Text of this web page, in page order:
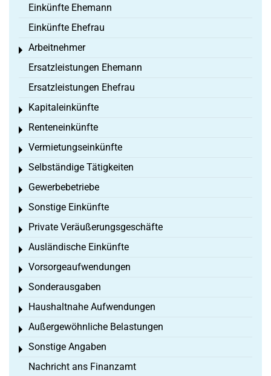
Einkünfte Ehemann
Einkünfte Ehefrau
Arbeitnehmer
Toggle menu
Ersatzleistungen Ehemann
Ersatzleistungen Ehefrau
Kapitaleinkünfte
Toggle menu
Renteneinkünfte
Toggle menu
Vermietungseinkünfte
Toggle menu
Selbständige Tätigkeiten
Toggle menu
Gewerbebetriebe
Toggle menu
Sonstige Einkünfte
Toggle menu
Private Veräußerungsgeschäfte
Toggle menu
Ausländische Einkünfte
Toggle menu
Vorsorgeaufwendungen
Toggle menu
Sonderausgaben
Toggle menu
Haushaltnahe Aufwendungen
Toggle menu
Außergewöhnliche Belastungen
Toggle menu
Sonstige Angaben
Toggle menu
Nachricht ans Finanzamt